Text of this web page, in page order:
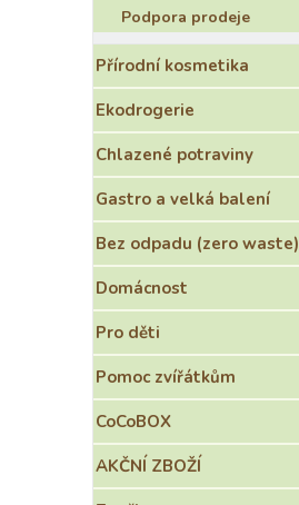
Podpora prodeje
Přírodní kosmetika
Ekodrogerie
Chlazené potraviny
Gastro a velká balení
Bez odpadu (zero waste)
Domácnost
Pro děti
Pomoc zvířátkům
CoCoBOX
AKČNÍ ZBOŽÍ